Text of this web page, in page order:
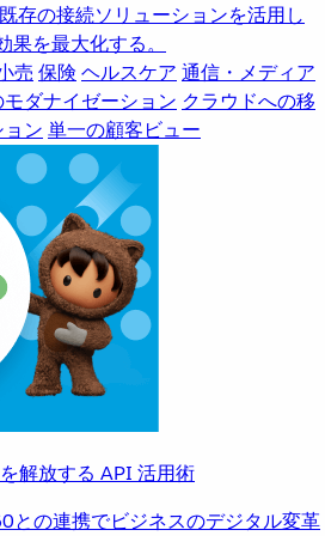
既存の接続ソリューションを活用し
を最大化する。
売 保険 ヘルスケア 通信・メディア
ダナイゼーション クラウドへの移
ン 単一の顧客ビュー
解放する API 活用術
の連携でビジネスのデジタル変革